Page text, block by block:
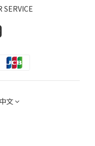
SERVICE
文